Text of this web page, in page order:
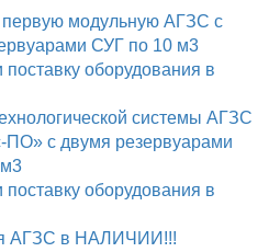
первую модульную АГЗС с
СУГ по 10 м3
поставку оборудования в
системы АГЗС
ПО» с двумя резервуарами
поставку оборудования в
АГЗС в НАЛИЧИИ!!!